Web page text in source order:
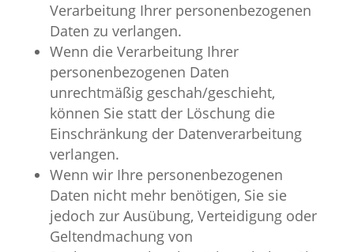
Verarbeitung Ihrer personenbezogenen
Daten zu verlangen.
Wenn die Verarbeitung Ihrer
personenbezogenen Daten
unrechtmäßig geschah/geschieht,
können Sie statt der Löschung die
Einschränkung der Datenverarbeitung
verlangen.
Wenn wir Ihre personenbezogenen
Daten nicht mehr benötigen, Sie sie
jedoch zur Ausübung, Verteidigung oder
Geltendmachung von